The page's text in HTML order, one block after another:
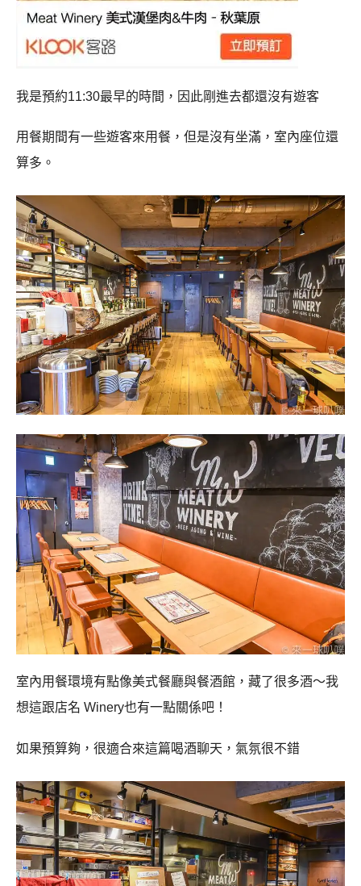
我是預約11:30最早的時間，因此剛進去都還沒有遊客
用餐期間有一些遊客來用餐，但是沒有坐滿，室內座位還
算多。
室內用餐環境有點像美式餐廳與餐酒館，藏了很多酒～我
想這跟店名 Winery也有一點關係吧！
如果預算夠，很適合來這篇喝酒聊天，氣氛很不錯